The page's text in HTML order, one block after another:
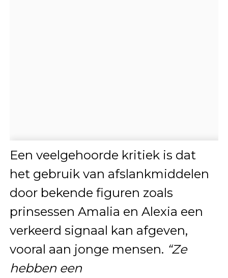
Een veelgehoorde kritiek is dat
het gebruik van afslankmiddelen
door bekende figuren zoals
prinsessen Amalia en Alexia een
verkeerd signaal kan afgeven,
vooral aan jonge mensen. “Ze
hebben een